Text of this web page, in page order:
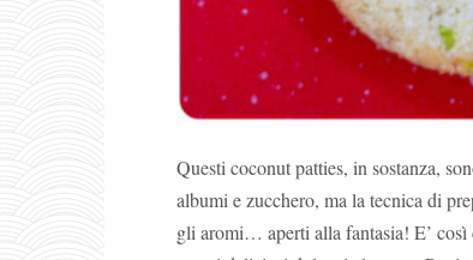
Questi coconut patties, in sostanza,
albumi e zucchero, ma la tecnica di
gli aromi… aperti alla fantasia! E’ così